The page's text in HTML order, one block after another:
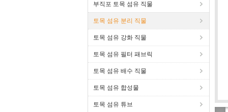
부직포 토목 섬유 직물
토목 섬유 분리 직물
토목 섬유 강화 직물
토목 섬유 필터 패브릭
토목 섬유 배수 직물
토목 섬유 합성물
토목 섬유 튜브